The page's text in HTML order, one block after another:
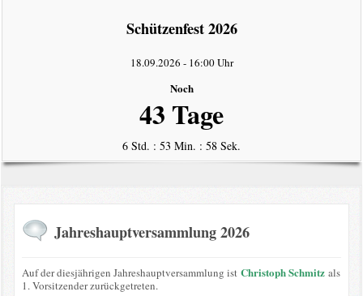
Schützenfest 2026
18.09.2026 - 16:00 Uhr
Noch
43 Tage
6 Std. : 53 Min. : 58 Sek.
Jahreshauptversammlung 2026
Auf der diesjährigen Jahreshauptversammlung ist Christoph Schmitzals
1. Vorsitzender zurückgetreten.